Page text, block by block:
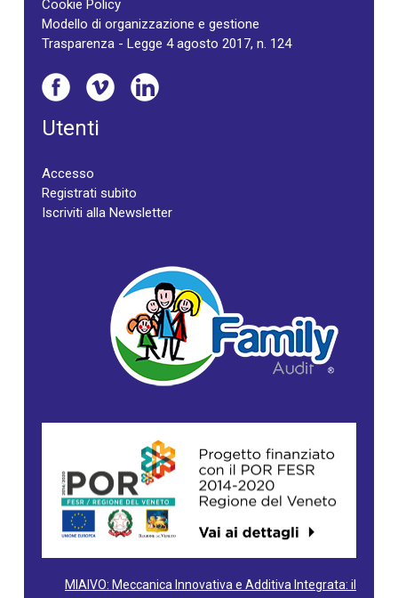
Cookie Policy
Modello di organizzazione e gestione
Trasparenza - Legge 4 agosto 2017, n. 124
Utenti
Accesso
Registrati subito
Iscriviti alla Newsletter
MIAIVO: Meccanica Innovativa e Additiva Integrata: il